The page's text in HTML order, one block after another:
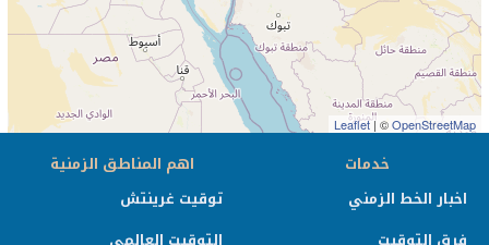
Leaflet| ©OpenStreetMap
خدمات
اخبار الخط الزمني
اهم المناطق الزمنية
توقيت غرينتش